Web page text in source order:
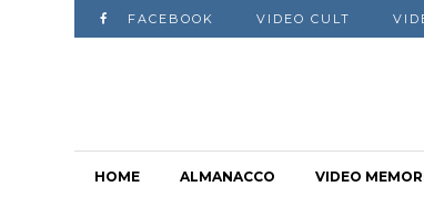
FACEBOOK VIDEO CULT
HOME ALMANACCO VIDEO